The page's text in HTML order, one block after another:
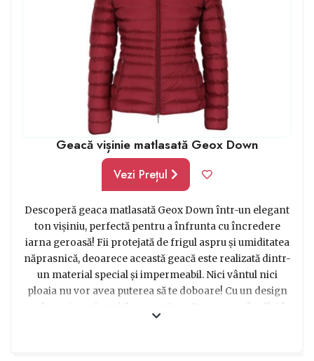
Geacă vișinie matlasată Geox Down
Vezi Prețul
Descoperă geaca matlasată Geox Down într-un elegant
ton vișiniu, perfectă pentru a înfrunta cu încredere
iarna geroasă! Fii protejată de frigul aspru și umiditatea
năprasnică, deoarece această geacă este realizată dintr-
un material special și impermeabil. Nici vântul nici
ploaia nu vor avea puterea să te doboare! Cu un design
modern și confortabil, geaca Geox Down te va învălui în